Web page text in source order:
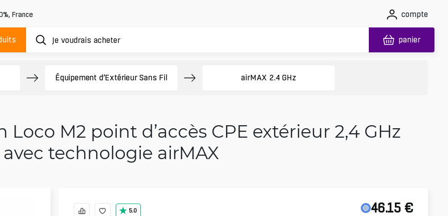
, France compte
panier
Équipement d’Extérieur Sans Fil airMAX 2.4 GHz
M2 point d’accès CPE extérieur 2,4 GHz
avec technologie airMAX
5.0 46.15 €